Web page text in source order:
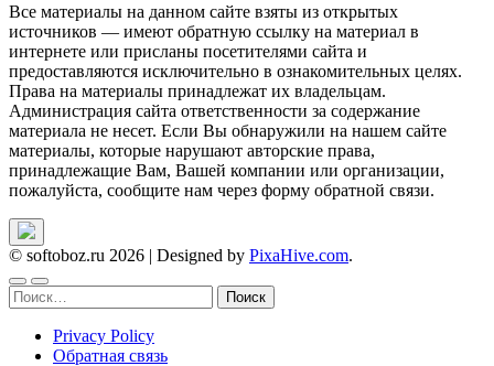
Все материалы на данном сайте взяты из открытых
источников — имеют обратную ссылку на материал в
интернете или присланы посетителями сайта и
предоставляются исключительно в ознакомительных целях.
Права на материалы принадлежат их владельцам.
Администрация сайта ответственности за содержание
материала не несет. Если Вы обнаружили на нашем сайте
материалы, которые нарушают авторские права,
принадлежащие Вам, Вашей компании или организации,
пожалуйста, сообщите нам через форму обратной связи.
© softoboz.ru 2026 | Designed by PixaHive.com.
Найти:
Privacy Policy
Обратная связь